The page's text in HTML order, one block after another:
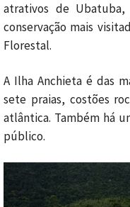
atrativos de
conservação mais
Florestal.
A Ilha Anchieta é das
sete praias, costões
atlântica. Também há
público.